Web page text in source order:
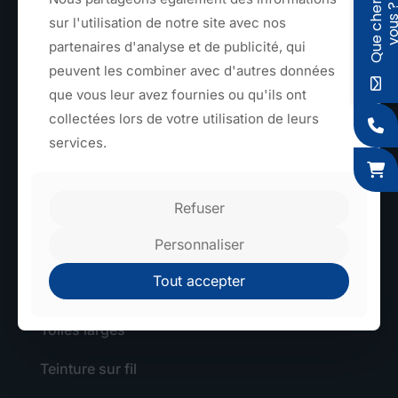
TEXTILE
Découpe textile
Toiles larges
Teinture sur fil
sur l'utilisation de notre site avec nos
partenaires d'analyse et de publicité, qui
peuvent les combiner avec d'autres données
que vous leur avez fournies ou qu'ils ont
collectées lors de votre utilisation de leurs
services.
Refuser
Personnaliser
Tout accepter